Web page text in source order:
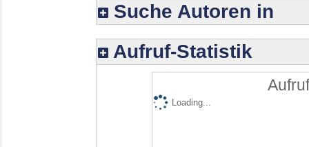
Suche Autoren in
Aufruf-Statistik
Loading...